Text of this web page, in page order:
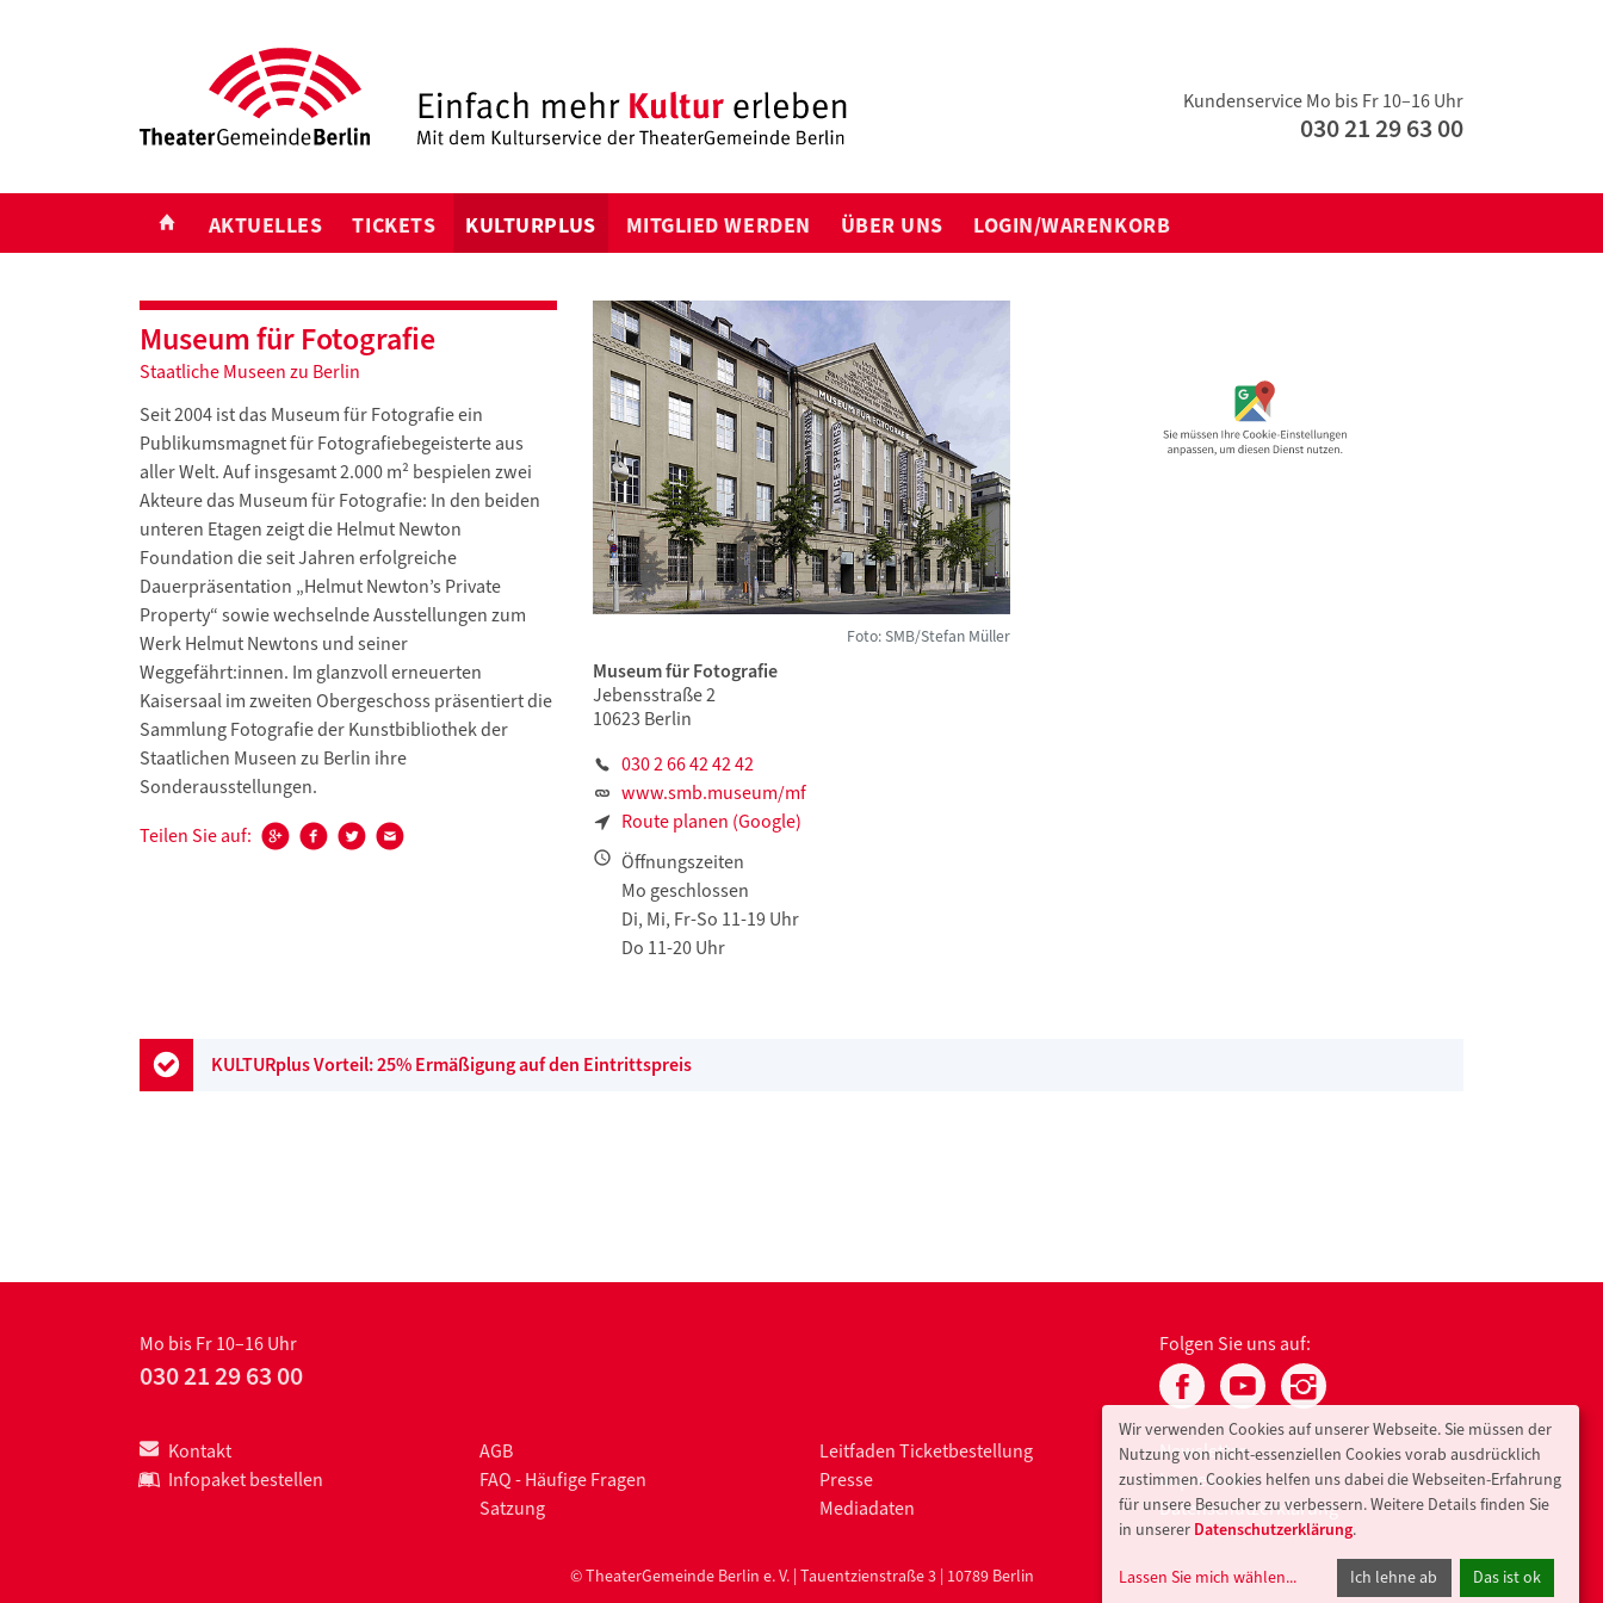
Kundenservice Mo bis Fr 10–16 Uhr
030 21 29 63 00
START
AKTUELLES TICKETS KULTURPLUS MITGLIED WERDEN ÜBER UNS LOGIN/WARENKORB
Museum für Fotografie
Staatliche Museen zu Berlin
Seit 2004 ist das Museum für Fotografie ein
Publikumsmagnet für Fotografiebegeisterte aus
aller Welt. Auf insgesamt 2.000 m² bespielen zwei
Akteure das Museum für Fotografie: In den beiden
unteren Etagen zeigt die Helmut Newton
Foundation die seit Jahren erfolgreiche
Dauerpräsentation „Helmut Newton’s Private
Property“ sowie wechselnde Ausstellungen zum
Werk Helmut Newtons und seiner
Weggefährt:innen. Im glanzvoll erneuerten
Kaisersaal im zweiten Obergeschoss präsentiert die
Sammlung Fotografie der Kunstbibliothek der
Staatlichen Museen zu Berlin ihre
Sonderausstellungen.
Teilen Sie auf:
Foto: SMB/Stefan Müller
Museum für Fotografie
Jebensstraße 2
10623 Berlin
030 2 66 42 42 42
www.smb.museum/mf
Route planen (Google)
Öffnungszeiten
Mo geschlossen
Di, Mi, Fr-So 11-19 Uhr
Do 11-20 Uhr
KULTURplus Vorteil: 25% Ermäßigung auf den Eintrittspreis
Mo bis Fr 10–16 Uhr
030 21 29 63 00
Folgen Sie uns auf:
Kontakt
Infopaket bestellen
AGB
FAQ - Häufige Fragen
Satzung
Leitfaden Ticketbestellung
Presse
Mediadaten
Newsletter
Impressum
Datenschutzerklärung
© TheaterGemeinde Berlin e. V. | Tauentzienstraße 3 | 10789 Berlin
Wir verwenden Cookies auf unserer Webseite. Sie müssen der
Nutzung von nicht-essenziellen Cookies vorab ausdrücklich
zustimmen. Cookies helfen uns dabei die Webseiten-Erfahrung
für unsere Besucher zu verbessern. Weitere Details finden Sie
in unserer Datenschutzerklärung.
Lassen Sie mich wählen... Ich lehne ab Das ist ok